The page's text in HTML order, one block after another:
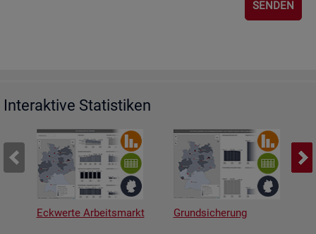
Interaktive Statistiken
Eckwerte Arbeitsmarkt Grundsicherung